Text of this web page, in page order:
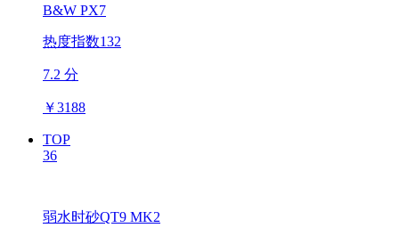
B&W PX7
热度指数132
7.2 分
￥3188
TOP
36
弱水时砂QT9 MK2